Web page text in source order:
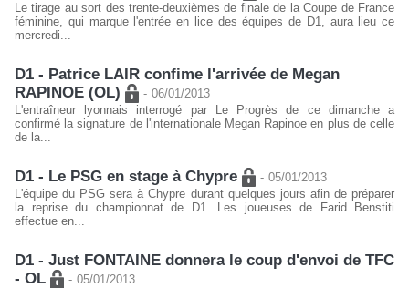
Le tirage au sort des trente-deuxièmes de finale de la Coupe de France
féminine, qui marque l'entrée en lice des équipes de D1, aura lieu ce
mercredi...
D1 - Patrice LAIR confime l'arrivée de Megan
RAPINOE (OL)
- 06/01/2013
L'entraîneur lyonnais interrogé par Le Progrès de ce dimanche a
confirmé la signature de l'internationale Megan Rapinoe en plus de celle
de la...
D1 - Le PSG en stage à Chypre - 05/01/2013
L'équipe du PSG sera à Chypre durant quelques jours afin de préparer
la reprise du championnat de D1. Les joueuses de Farid Benstiti
effectue en...
D1 - Just FONTAINE donnera le coup d'envoi de TFC
- OL
- 05/01/2013